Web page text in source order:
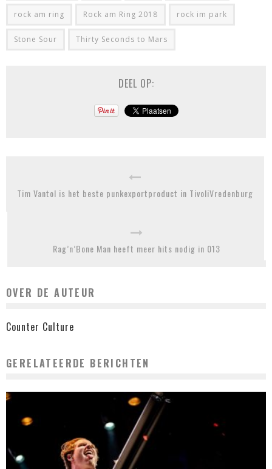
rock am ring Rock am Ring 2018 rock im park
Stone Sour Thirty Seconds to Mars
DEEL OP:
Tim Vantol is het beste punkexportproduct in TivoliVredenburg
Rag’n’Bone Man heeft meer hits nodig in 013
OVER DE AUTEUR
Counter Culture
GERELATEERDE BERICHTEN